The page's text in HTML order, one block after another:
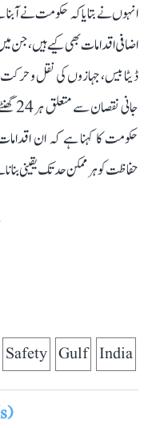
انہوں نے بتایا کہ حکومت نے
ڈیٹا بیس، جہازوں کی نقل و
حکومت کا کہنا ہے کہ ان
حفاظت کو ہر ممکن حد تک یقینی
India
Gulf
Safety